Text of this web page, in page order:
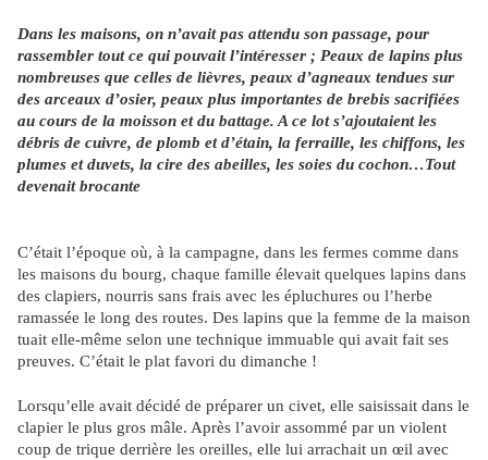
Dans les maisons, on n’avait pas attendu son passage, pour
rassembler tout ce qui pouvait l’intéresser ; Peaux de lapins plus
nombreuses que celles de lièvres, peaux d’agneaux tendues sur
des arceaux d’osier, peaux plus importantes de brebis sacrifiées
au cours de la moisson et du battage. A ce lot s’ajoutaient les
débris de cuivre, de plomb et d’étain, la ferraille, les chiffons, les
plumes et duvets, la cire des abeilles, les soies du cochon…Tout
devenait brocante
C’était l’époque où, à la campagne, dans les fermes comme dans
les maisons du bourg, chaque famille élevait quelques lapins dans
des clapiers, nourris sans frais avec les épluchures ou l’herbe
ramassée le long des routes. Des lapins que la femme de la maison
tuait elle-même selon une technique immuable qui avait fait ses
preuves. C’était le plat favori du dimanche !
Lorsqu’elle avait décidé de préparer un civet, elle saisissait dans le
clapier le plus gros mâle. Après l’avoir assommé par un violent
coup de trique derrière les oreilles, elle lui arrachait un œil avec